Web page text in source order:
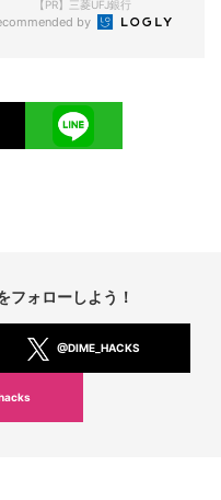
【PR】三菱UFJ銀行
by
フォローしよう！
@DIME_HACKS